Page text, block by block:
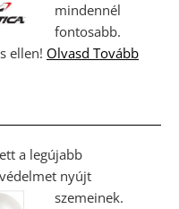
mindennél
fontosabb.
ellen! Olvasd Tovább
a legújabb
nyújt
szemeinek.